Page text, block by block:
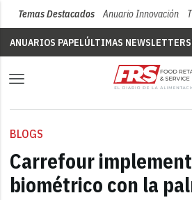
Temas Destacados Anuario Innovación
ANUARIOS PAPELÚLTIMAS NEWSLETTERS
BLOGS
Carrefour
biométrico con la